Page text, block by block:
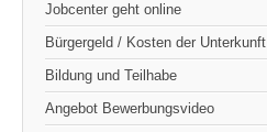
Jobcenter geht online
Bürgergeld / Kosten der Unterkunft
Bildung und Teilhabe
Angebot Bewerbungsvideo